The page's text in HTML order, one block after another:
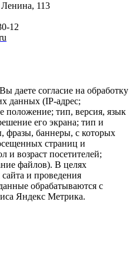
113
12
даете согласие на обработку
данных (IP-адрес;
положение; тип, версия, язык
его экрана; тип и
фразы, баннеры, с которых
страниц и
и возраст посетителей;
файлов). В целях
и проведения
обрабатываются с
Яндекс Метрика.